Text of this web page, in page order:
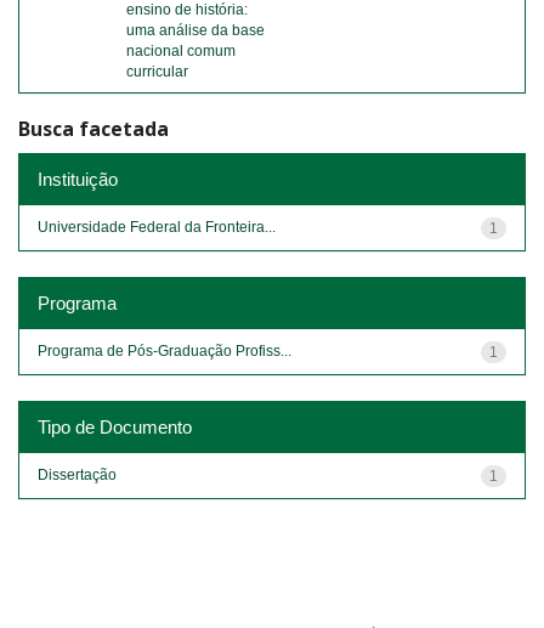
ensino de história:
uma análise da base
nacional comum
curricular
Busca facetada
Instituição
1
Universidade Federal da Fronteira...
Programa
1
Programa de Pós-Graduação Profiss...
Tipo de Documento
1
Dissertação